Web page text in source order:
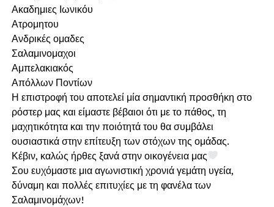
Ακαδημιες Ιωνικόυ
Ατρομητου
Ανδρικές ομαδες
Σαλαμινομαχοι
Αμπελακιακός
Απόλλων Ποντίων
Η επιστροφή του αποτελεί μία σημαντική προσθήκη στο
ρόστερ μας και είμαστε βέβαιοι ότι με το πάθος, τη
μαχητικότητα και την ποιότητά του θα συμβάλει
ουσιαστικά στην επίτευξη των στόχων της ομάδας.
Κέβιν, καλώς ήρθες ξανά στην οικογένεια μας
Σου ευχόμαστε μια αγωνιστική χρονιά γεμάτη υγεία,
δύναμη και πολλές επιτυχίες με τη φανέλα των
Σαλαμινομάχων!